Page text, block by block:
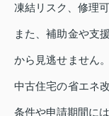
凍結リスク、修理
また、補助金や支
から見逃せません
中古住宅の省エネ
条件や申請期間に